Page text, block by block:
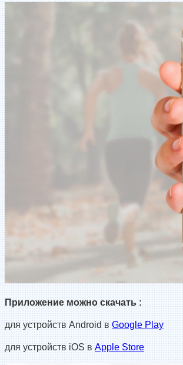
Приложение можноскачать :
для устройств AndroidвGoogle Play
для устройств iOS вApple Store